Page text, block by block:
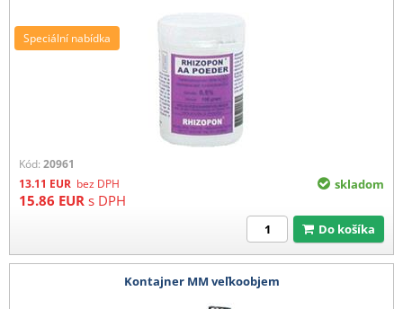
Kód: 20961
13.11 EUR bez DPH
15.86 EUR s DPH
Speciální nabídka
skladom
Do košíka
Kontajner MM veľkoobjem